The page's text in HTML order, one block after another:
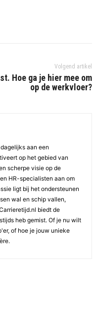
Volgend artikel
Hoe ga je hier mee om
op de werkvloer?
aan een
op het gebied van
scherpe visie op de
HR-specialisten aan om
ligt bij het ondersteunen
wal en schip vallen,
biedt de
heb gemist. Of je nu wilt
of hoe je jouw unieke